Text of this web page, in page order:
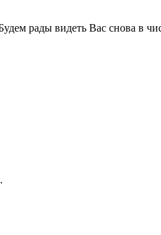
рады видеть Вас снова в